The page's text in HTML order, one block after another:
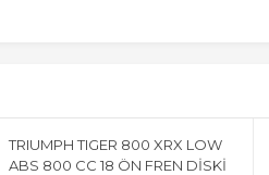
TRIUMPH TIGER 800 XRX LOW
ABS 800 CC 18 ÖN FREN DİSKİ